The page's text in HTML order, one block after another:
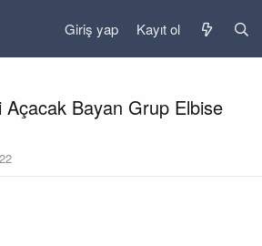
Giriş yap Kayıt ol
Açacak Bayan Grup Elbise